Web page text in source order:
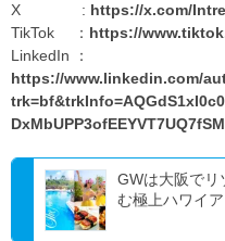
X : https://x.com/
TikTok ： https://
LinkedIn ：
https://www.linkedin.com/
GWは大阪でリ
む極上ハワイア